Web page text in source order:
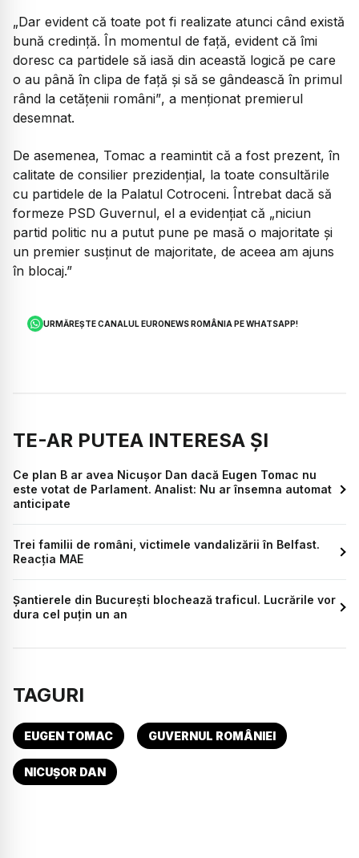
„Dar evident că toate pot fi realizate atunci când există
bună credință. În momentul de față, evident că îmi
doresc ca partidele să iasă din această logică pe care
o au până în clipa de față și să se gândească în primul
rând la cetățenii români”, a menționat premierul
desemnat.
De asemenea, Tomac a reamintit că a fost prezent, în
calitate de consilier prezidențial, la toate consultările
cu partidele de la Palatul Cotroceni. Întrebat dacă să
formeze PSD Guvernul, el a evidențiat că „niciun
partid politic nu a putut pune pe masă o majoritate și
un premier susținut de majoritate, de aceea am ajuns
în blocaj.”
URMĂREȘTE CANALUL EURONEWS ROMÂNIA PE WHATSAPP!
TE-AR PUTEA INTERESA ȘI
Ce plan B ar avea Nicușor Dan dacă Eugen Tomac nu
este votat de Parlament. Analist: Nu ar însemna automat
anticipate
Trei familii de români, victimele vandalizării în Belfast.
Reacția MAE
Șantierele din București blochează traficul. Lucrările vor
dura cel puțin un an
TAGURI
EUGEN TOMAC GUVERNUL ROMÂNIEI
NICUȘOR DAN